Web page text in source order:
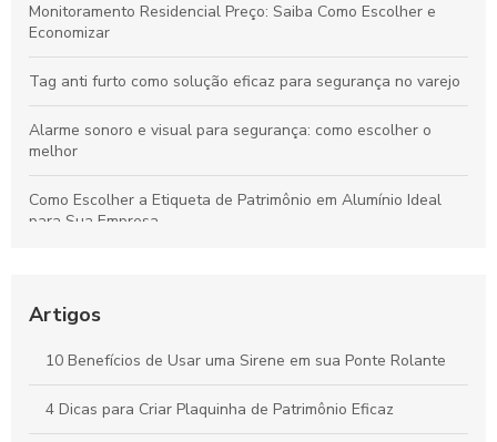
Monitoramento Residencial Preço: Saiba Como Escolher e
Economizar
Tag anti furto como solução eficaz para segurança no varejo
Alarme sonoro e visual para segurança: como escolher o
melhor
Como Escolher a Etiqueta de Patrimônio em Alumínio Ideal
para Sua Empresa
Sua Necessidade
Adesivos de alta performance: descubra como escolher o
ideal para suas necessidades
Artigos
10 Benefícios de Usar uma Sirene em sua Ponte Rolante
4 Dicas para Criar Plaquinha de Patrimônio Eficaz